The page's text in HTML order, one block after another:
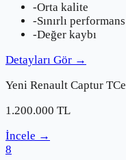
-Orta kalite
-Sınırlı performans
-Değer kaybı
Detayları Gör →
Yeni Renault Captur TCe
1.200.000 TL
İncele →
8